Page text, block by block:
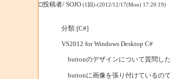
□投稿者/ SOJO (1回)-(2012/12/17(Mon) 17:20:19)
分類:[C#]
VS2012 for Windows Desktop C#
buttonのデザインについて質問し
buttonに画像を張り付けているの